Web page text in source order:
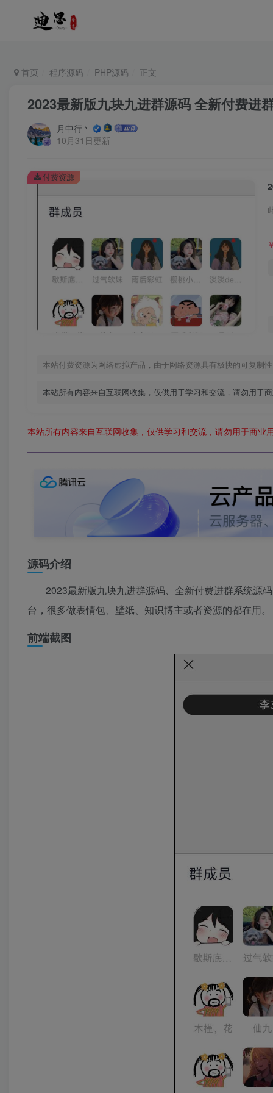
首页 程序源码 PHP源码 正文
2023最新版九块九进群源码 全新付费进
月中行丶
10月31日更新
本站付费资源为网络虚拟产品，由于网络资源具有极快的可复制
本站所有内容来自互联网收集，仅供用于学习和交流，请勿用于
付费资源
本站所有内容来自互联网收集，仅供学习和交流，请勿用于商
源码介绍
2023最新版九块九进群源码、全新付费进群系统源
台，很多做表情包、壁纸、知识博主或者资源的都在用。
前端截图